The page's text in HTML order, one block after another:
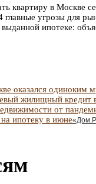
квартиру в Москве
главные угрозы для
ипотеке: